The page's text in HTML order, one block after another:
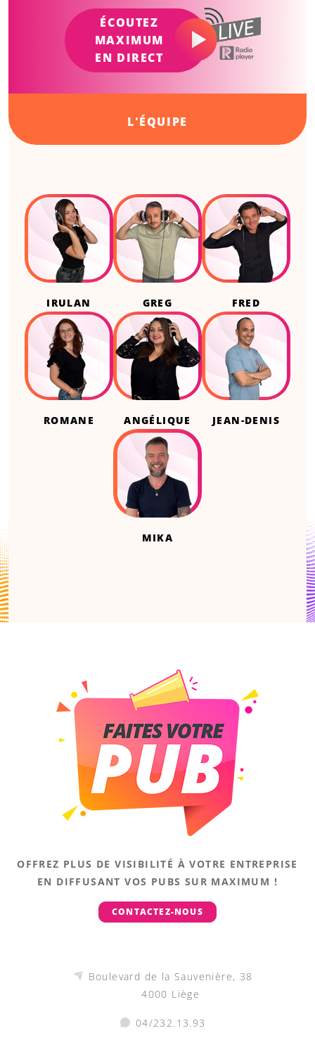
ÉCOUTEZ
MAXIMUM
EN DIRECT
L'ÉQUIPE
IRULAN GREG FRED
ROMANE ANGÉLIQUE JEAN-DENIS
MIKA
OFFREZ PLUS DE VISIBILITÉ À VOTRE ENTREPRISE
EN DIFFUSANT VOS PUBS SUR MAXIMUM !
CONTACTEZ-NOUS
Boulevard de la Sauvenière, 38
4000 Liège
04/232.13.93